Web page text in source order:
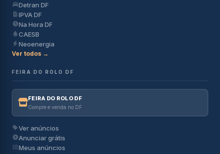
Detran DF
IPVA DF
Na Hora DF
CAESB
Neoenergia
Ver todos →
FEIRA DO ROLO DF
FEIRA DO ROLO DF
Compre e venda no DF
Ver anúncios
Anunciar grátis
Meus anúncios